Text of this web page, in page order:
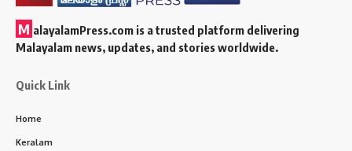
M alayalamPress.com is a trusted platform delivering
Malayalam news, updates, and stories worldwide.
Quick Link
Home
Keralam